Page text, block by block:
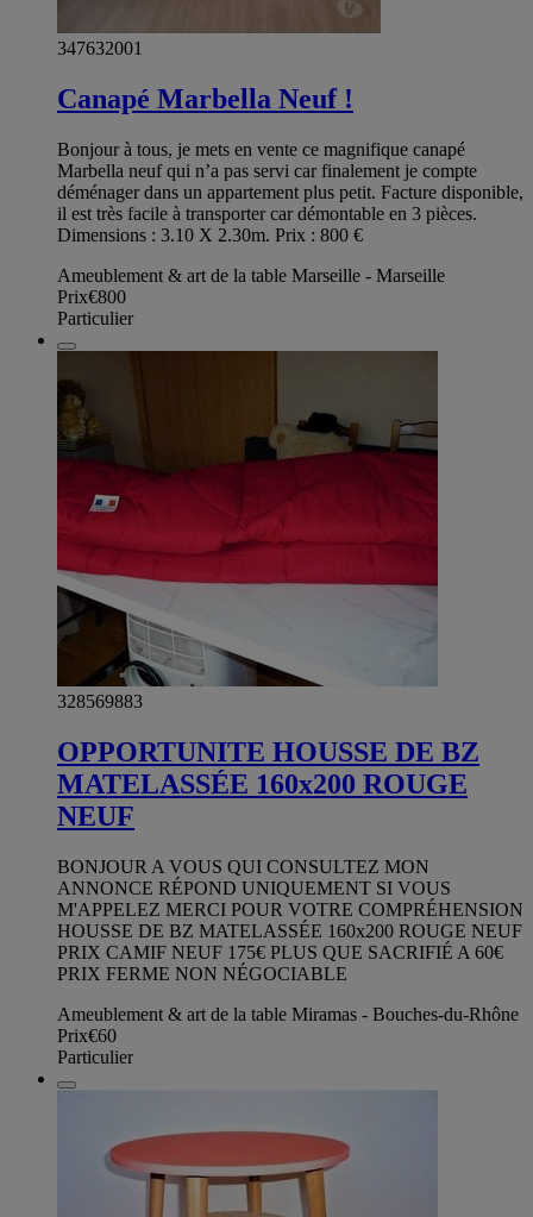
347632001
Canapé Marbella Neuf !
Bonjour à tous, je mets en vente ce magnifique canapé
Marbella neuf qui n’a pas servi car finalement je compte
déménager dans un appartement plus petit. Facture disponible,
il est très facile à transporter car démontable en 3 pièces.
Dimensions : 3.10 X 2.30m. Prix : 800 €
Ameublement & art de la table Marseille - Marseille
Prix€800
Particulier
328569883
OPPORTUNITE HOUSSE DE BZ
MATELASSÉE 160x200 ROUGE
NEUF
BONJOUR A VOUS QUI CONSULTEZ MON
ANNONCE RÉPOND UNIQUEMENT SI VOUS
M'APPELEZ MERCI POUR VOTRE COMPRÉHENSION
HOUSSE DE BZ MATELASSÉE 160x200 ROUGE NEUF
PRIX CAMIF NEUF 175€ PLUS QUE SACRIFIÉ A 60€
PRIX FERME NON NÉGOCIABLE
Ameublement & art de la table Miramas - Bouches-du-Rhône
Prix€60
Particulier